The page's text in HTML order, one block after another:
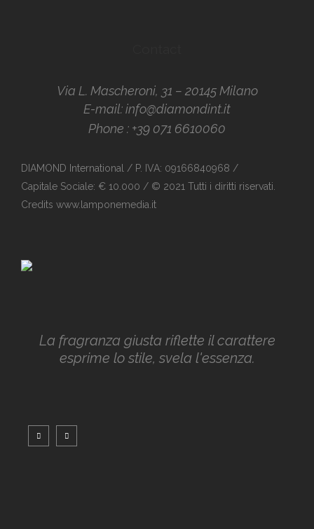
Via L. Mascheroni, 31 – 20145 Milano
E-mail:info@diamondint.it
Phone : +39 071 6610060
DIAMOND International / P. IVA: 09166840968 /
Capitale Sociale: € 10.000 / © 2021 Tutti i diritti riservati.
Credits www.lamponemedia.it
La fragranza giusta riflette il carattere
esprime lo stile, svela l'essenza.